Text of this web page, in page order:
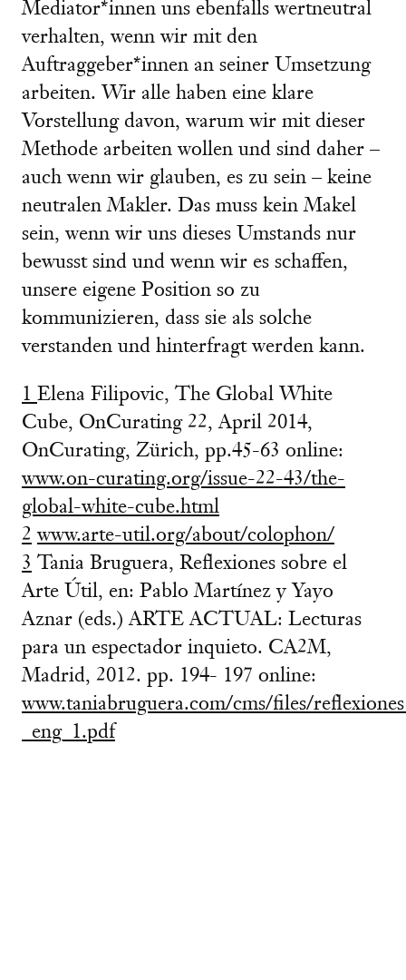
Mediator*innen uns ebenfalls wertneutral
verhalten, wenn wir mit den
Auftraggeber*innen an seiner Umsetzung
arbeiten. Wir alle haben eine klare
Vorstellung davon, warum wir mit dieser
Methode arbeiten wollen und sind daher –
auch wenn wir glauben, es zu sein – keine
neutralen Makler. Das muss kein Makel
sein, wenn wir uns dieses Umstands nur
bewusst sind und wenn wir es schaffen,
unsere eigene Position so zu
kommunizieren, dass sie als solche
verstanden und hinterfragt werden kann.
1 Elena Filipovic, The Global White
Cube, OnCurating 22, April 2014,
OnCurating, Zürich, pp.45-63 online:
www.on-curating.org/issue-22-43/the-
global-white-cube.html
2 www.arte-util.org/about/colophon/
3 Tania Bruguera, Reflexiones sobre el
Arte Útil, en: Pablo Martínez y Yayo
Aznar (eds.) ARTE ACTUAL: Lecturas
para un espectador inquieto. CA2M,
Madrid, 2012. pp. 194- 197 online:
www.taniabruguera.com/cms/files/
_eng_1.pdf